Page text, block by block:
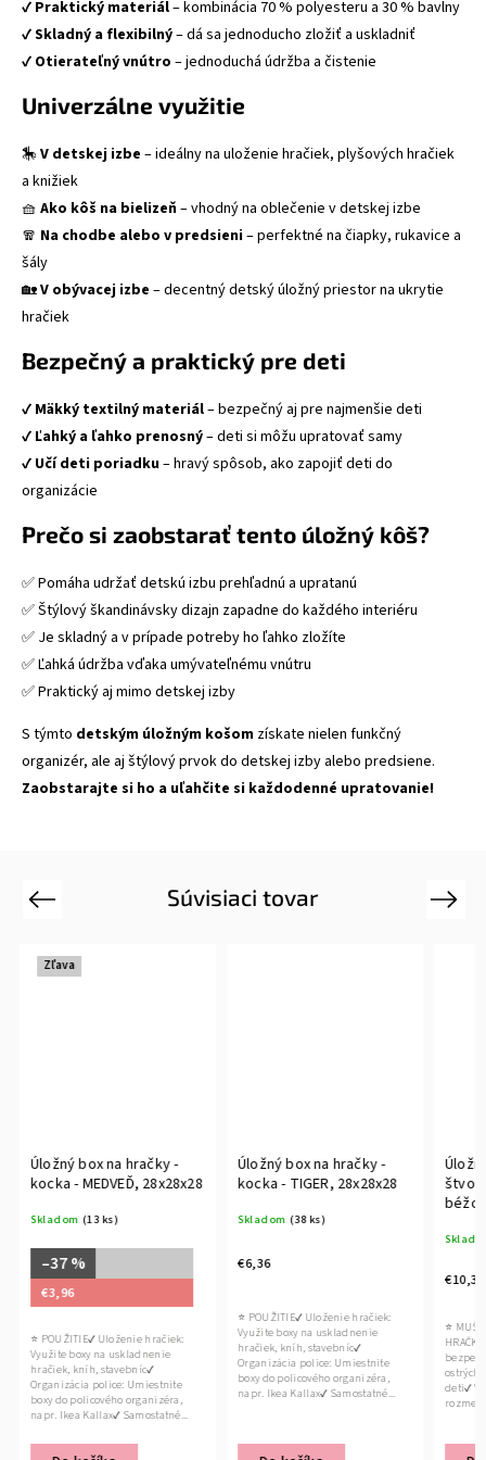
✔️ Praktický materiál– kombinácia 70 % polyesteru a 30 % bavlny
✔️Skladný a flexibilný– dá sa jednoducho zložiť a uskladniť
✔️ Otierateľný vnútro – jednoduchá údržba a čistenie
Univerzálne využitie
🎠V detskej izbe – ideálny na uloženie hračiek, plyšových hračiek
a knižiek
🧺 Ako kôš na bielizeň– vhodný na oblečenie v detskej izbe
🧣 Na chodbe alebo v predsieni– perfektné na čiapky, rukavice a
šály
🏡V obývacej izbe – decentný detský úložný priestor na ukrytie
hračiek
Bezpečný a praktický pre deti
✔️ Mäkký textilný materiál– bezpečný aj pre najmenšie deti
✔️ Ľahký a ľahko prenosný– deti si môžu upratovať samy
✔️ Učí deti poriadku– hravý spôsob, ako zapojiť deti do
organizácie
Prečo si zaobstarať tento úložný kôš?
✅ Pomáha udržať detskú izbu prehľadnú a upratanú
✅ Štýlový škandinávsky dizajn zapadne do každého interiéru
✅ Je skladný a v prípade potreby ho ľahko zložíte
✅ Ľahká údržba vďaka umývateľnému vnútru
✅ Praktický aj mimo detskej izby
S týmto detským úložným košom získate nielen funkčný
organizér, ale aj štýlový prvok do detskej izby alebo predsiene.
Zaobstarajte si ho a uľahčite si každodenné upratovanie!
Súvisiaci tovar
Previous
Zľava
Úložný box na hračky -
kocka - MEDVEĎ, 28x28x28
Skladom (13 ks)
–37 %
€3,96
⭐ POUŽITIE✔ Uloženie hračiek:
Využite boxy na uskladnenie
hračiek, kníh, stavebníc✔
Organizácia police: Umiestnite
boxy do policového organizéra,
napr. Ikea Kallax✔ Samostatné...
Úložný box na hračky -
kocka - TIGER, 28x28x28
Skladom (38 ks)
€6,36
⭐ POUŽITIE✔ Uloženie hračiek:
Využite boxy na uskladnenie
hračiek, kníh, stavebníc✔
Organizácia police: Umiestnite
boxy do policového organizéra,
napr. Ikea Kallax✔ Samostatné...
€10,36
⭐
ostrých
deti✔
Next